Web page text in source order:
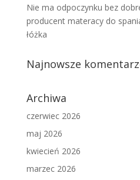
Nie ma odpoczynku bez
producent materacy do
łóżka
Najnowsze
Archiwa
czerwiec 2026
maj 2026
kwiecień 2026
marzec 2026